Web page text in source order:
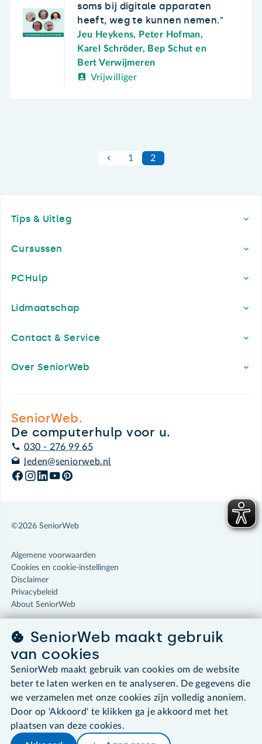
soms bij digitale apparaten
heeft, weg te kunnen nemen.
Jeu Heykens, Peter Hofman,
Karel Schröder, Bep Schut en
Bert Verwijmeren
Vrijwilliger
1 2
Tips & Uitleg
Cursussen
PCHulp
Lidmaatschap
Contact & Service
Over SeniorWeb
SeniorWeb.
De computerhulp voor u.
030 - 276 99 65
leden@seniorweb.nl
©2026 SeniorWeb
Algemene voorwaarden
Cookies en cookie-instellingen
Disclaimer
Privacybeleid
About SeniorWeb
SeniorWeb maakt gebruik
van cookies
SeniorWeb maakt gebruik van cookies om de website
beter te laten werken en te analyseren. De gegevens die
we verzamelen met onze cookies zijn volledig anoniem.
Door op 'Akkoord' te klikken ga je akkoord met het
plaatsen van deze cookies.